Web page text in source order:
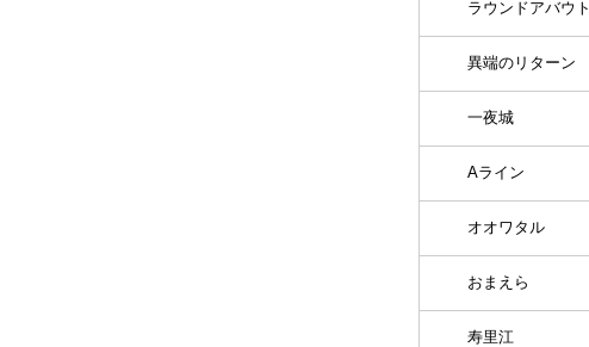
ラウンドアバウト
異端のリターン
一夜城
Aライン
オオワタル
おまえら
寿里江